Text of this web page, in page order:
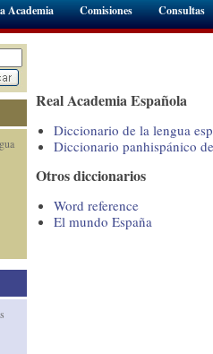
Academia Comisiones Consultas
Real Academia Española
Diccionario de la lengua
Diccionario panhispánico
Otros diccionarios
Word reference
El mundo España